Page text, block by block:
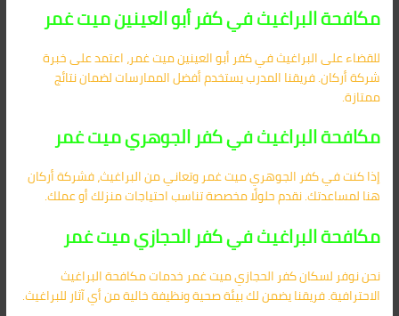
مكافحة البراغيث في كفر أبو العينين ميت غمر
للقضاء على البراغيث في كفر أبو العينين ميت غمر، اعتمد على خبرة
شركة أركان. فريقنا المدرب يستخدم أفضل الممارسات لضمان نتائج
ممتازة.
مكافحة البراغيث في كفر الجوهري ميت غمر
إذا كنت في كفر الجوهري ميت غمر وتعاني من البراغيث، فشركة أركان
هنا لمساعدتك. نقدم حلولًا مخصصة تناسب احتياجات منزلك أو عملك.
مكافحة البراغيث في كفر الحجازي ميت غمر
نحن نوفر لسكان كفر الحجازي ميت غمر خدمات مكافحة البراغيث
الاحترافية. فريقنا يضمن لك بيئة صحية ونظيفة خالية من أي آثار للبراغيث.